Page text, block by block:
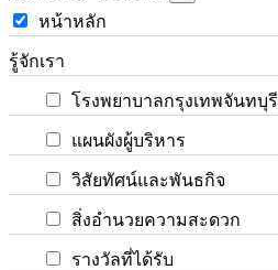
หน้าหลัก
รู้จักเรา
โรงพยาบาลกรุงเทพจันทบุรี
แผนผังผู้บริหาร
วิสัยทัศน์และพันธกิจ
สิ่งอำนวยความสะดวก
รางวัลที่ได้รับ